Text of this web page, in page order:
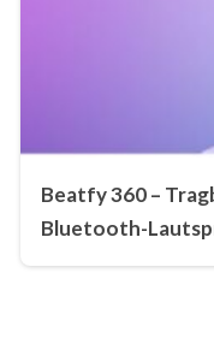
Beatfy 360 –
Bluetooth-